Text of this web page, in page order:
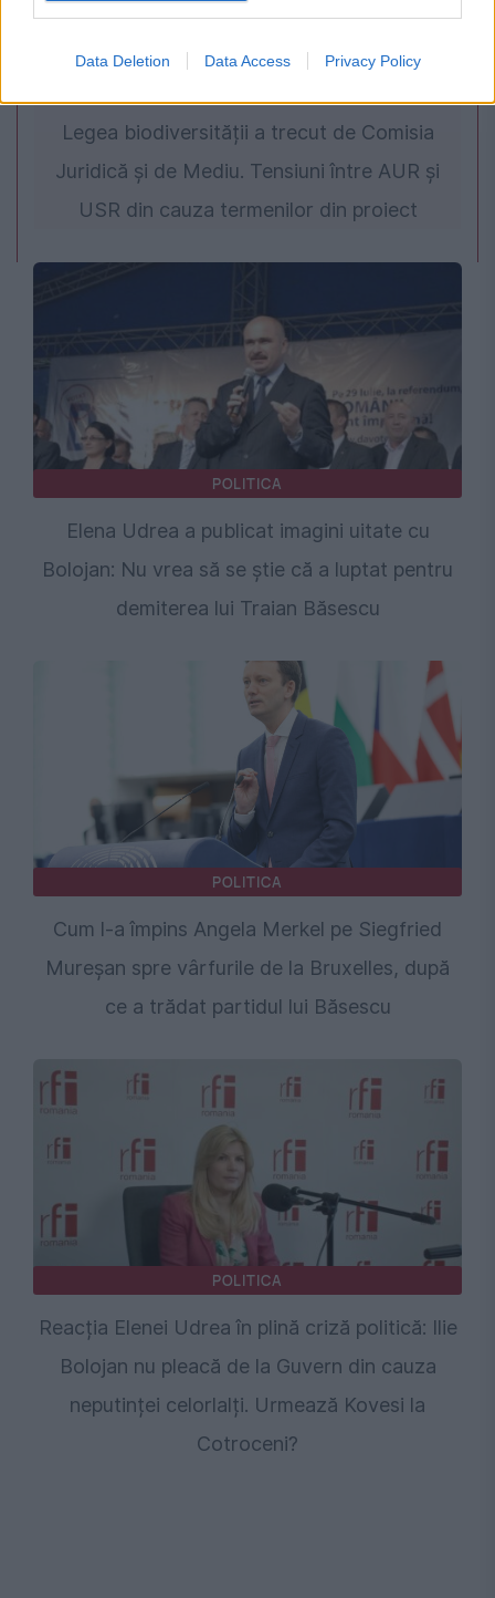
Data Deletion Data Access Privacy Policy
Legea biodiversității a trecut de Comisia
Juridică și de Mediu. Tensiuni între AUR și
USR din cauza termenilor din proiect
POLITICA
Elena Udrea a publicat imagini uitate cu
Bolojan: Nu vrea să se știe că a luptat pentru
demiterea lui Traian Băsescu
POLITICA
Cum l-a împins Angela Merkel pe Siegfried
Mureșan spre vârfurile de la Bruxelles, după
ce a trădat partidul lui Băsescu
POLITICA
Reacția Elenei Udrea în plină criză politică: Ilie
Bolojan nu pleacă de la Guvern din cauza
neputinței celorlalți. Urmează Kovesi la
Cotroceni?